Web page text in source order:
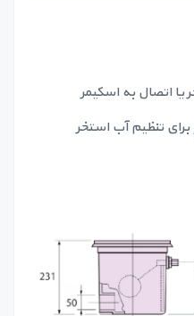
اتصال به اسکیمر